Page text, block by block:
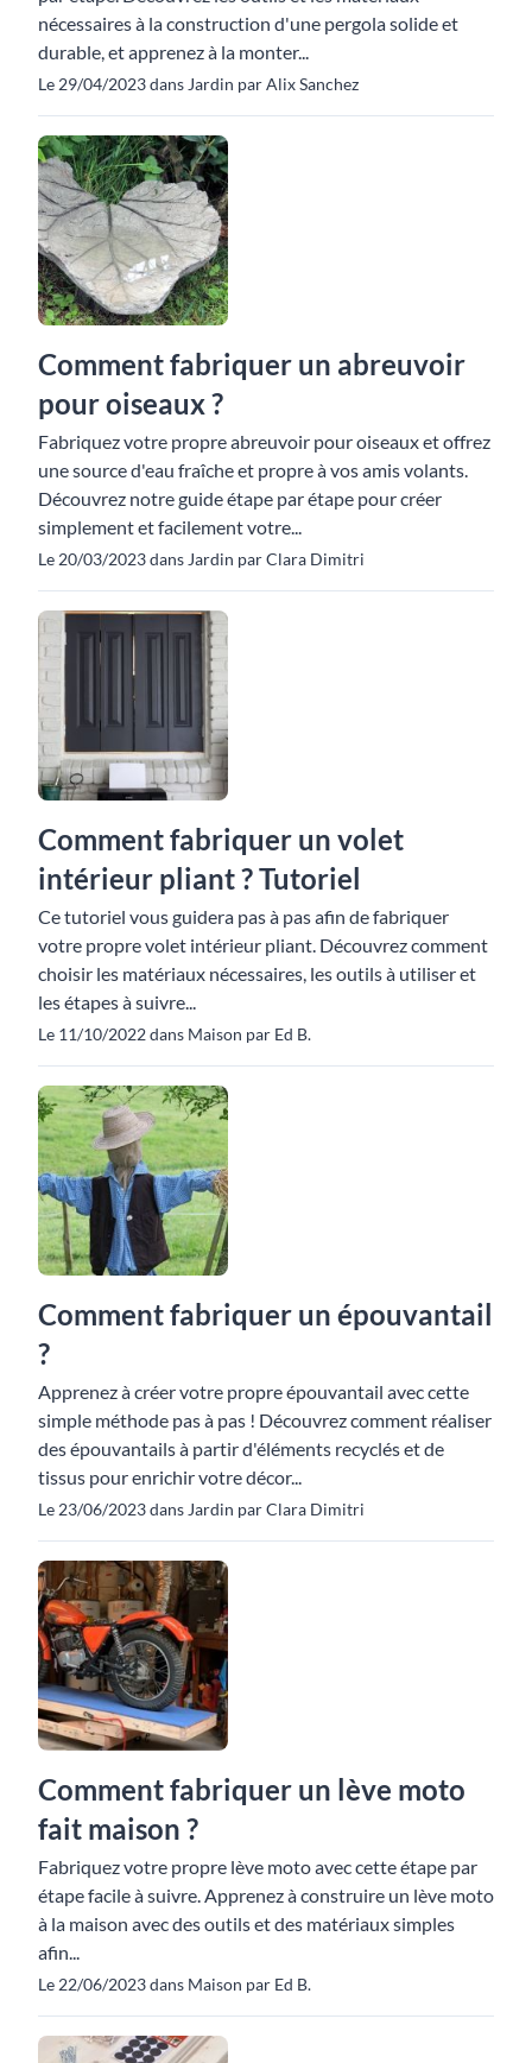
nécessaires à la construction d'une pergola solide et
durable, et apprenez à la monter...
Le 29/04/2023 dans Jardin par Alix Sanchez
Comment fabriquer un abreuvoir
pour oiseaux ?
Fabriquez votre propre abreuvoir pour oiseaux et offrez
une source d'eau fraîche et propre à vos amis volants.
Découvrez notre guide étape par étape pour créer
simplement et facilement votre...
Le 20/03/2023 dans Jardin par Clara Dimitri
Comment fabriquer un volet
intérieur pliant ? Tutoriel
Ce tutoriel vous guidera pas à pas afin de fabriquer
votre propre volet intérieur pliant. Découvrez comment
choisir les matériaux nécessaires, les outils à utiliser et
les étapes à suivre...
Le 11/10/2022 dans Maison par Ed B.
Comment fabriquer un épouvantail
?
Apprenez à créer votre propre épouvantail avec cette
simple méthode pas à pas ! Découvrez comment réaliser
des épouvantails à partir d'éléments recyclés et de
tissus pour enrichir votre décor...
Le 23/06/2023 dans Jardin par Clara Dimitri
Comment fabriquer un lève moto
fait maison ?
Fabriquez votre propre lève moto avec cette étape par
étape facile à suivre. Apprenez à construire un lève moto
à la maison avec des outils et des matériaux simples
afin...
Le 22/06/2023 dans Maison par Ed B.